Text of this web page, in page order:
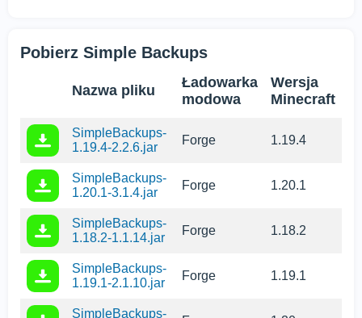
Pobierz Simple Backups
Nazwa pliku
Ładowarka
modowa
Wersja
Minecraft
SimpleBackups-
1.19.4-2.2.6.jar
Forge 1.19.4
SimpleBackups-
1.20.1-3.1.4.jar
Forge 1.20.1
SimpleBackups-
1.18.2-1.1.14.jar
Forge 1.18.2
SimpleBackups-
1.19.1-2.1.10.jar
Forge 1.19.1
SimpleBackups-